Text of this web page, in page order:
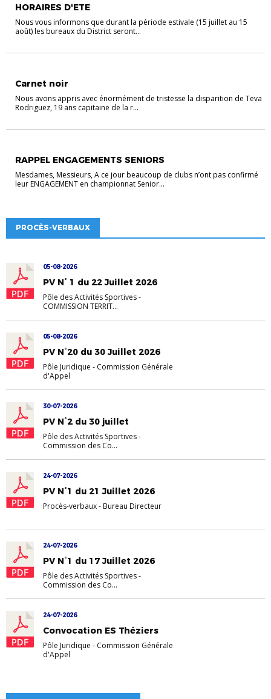
HORAIRES D'ETE
Nous vous informons que durant la période estivale (15 juillet au 15
août) les bureaux du District seront...
Carnet noir
Nous avons appris avec énormément de tristesse la disparition de Teva
Rodriguez, 19 ans capitaine de la r...
RAPPEL ENGAGEMENTS SENIORS
Mesdames, Messieurs, A ce jour beaucoup de clubs n’ont pas confirmé
leur ENGAGEMENT en championnat Senior...
PROCÈS-VERBAUX
05-08-2026
PV N° 1 du 22 Juillet 2026
Pôle des Activités Sportives-
COMMISSION TERRIT...
05-08-2026
PV N°20 du 30 Juillet 2026
Pôle Juridique - Commission Générale
d'Appel
30-07-2026
PV N°2 du 30 juillet
Pôle des Activités Sportives-
Commission des Co...
24-07-2026
PV N°1 du 21 Juillet 2026
Procès-verbaux- Bureau Directeur
24-07-2026
PV N°1 du 17 Juillet 2026
Pôle des Activités Sportives-
Commission des Co...
24-07-2026
Convocation ES Théziers
Pôle Juridique - Commission Générale
d'Appel